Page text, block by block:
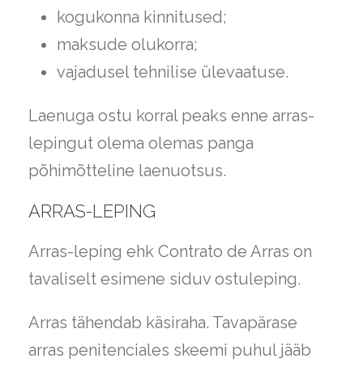
kogukonna kinnitused;
maksude olukorra;
vajadusel tehnilise ülevaatuse.
Laenuga ostu korral peaks enne arras-
lepingut olema olemas panga
põhimõtteline laenuotsus.
ARRAS-LEPING
Arras-leping ehk Contrato de Arras on
tavaliselt esimene siduv ostuleping.
Arras tähendab käsiraha. Tavapärase
arras penitenciales skeemi puhul jääb